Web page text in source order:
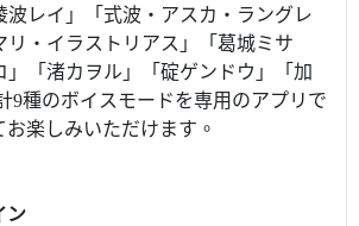
波レイ」「式波・アスカ・ラングレ
リ・イラストリアス」「葛城ミサ
」「渚カヲル」「碇ゲンドウ」「加
9種のボイスモードを専用のアプリで
楽しみいただけます。
ン